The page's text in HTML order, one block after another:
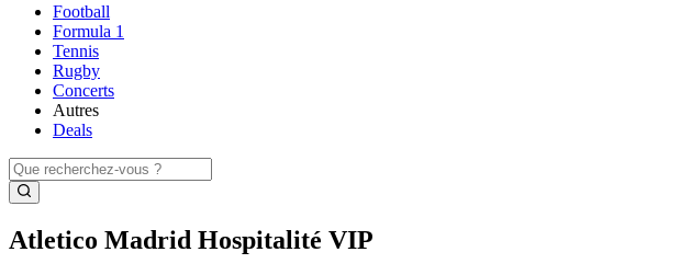
Football
Formula 1
Tennis
Rugby
Concerts
Autres
Deals
Atletico Madrid Hospitalité VIP